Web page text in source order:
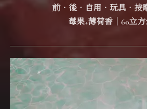
前．後．自用．玩具．按
莓果+薄荷香｜60立